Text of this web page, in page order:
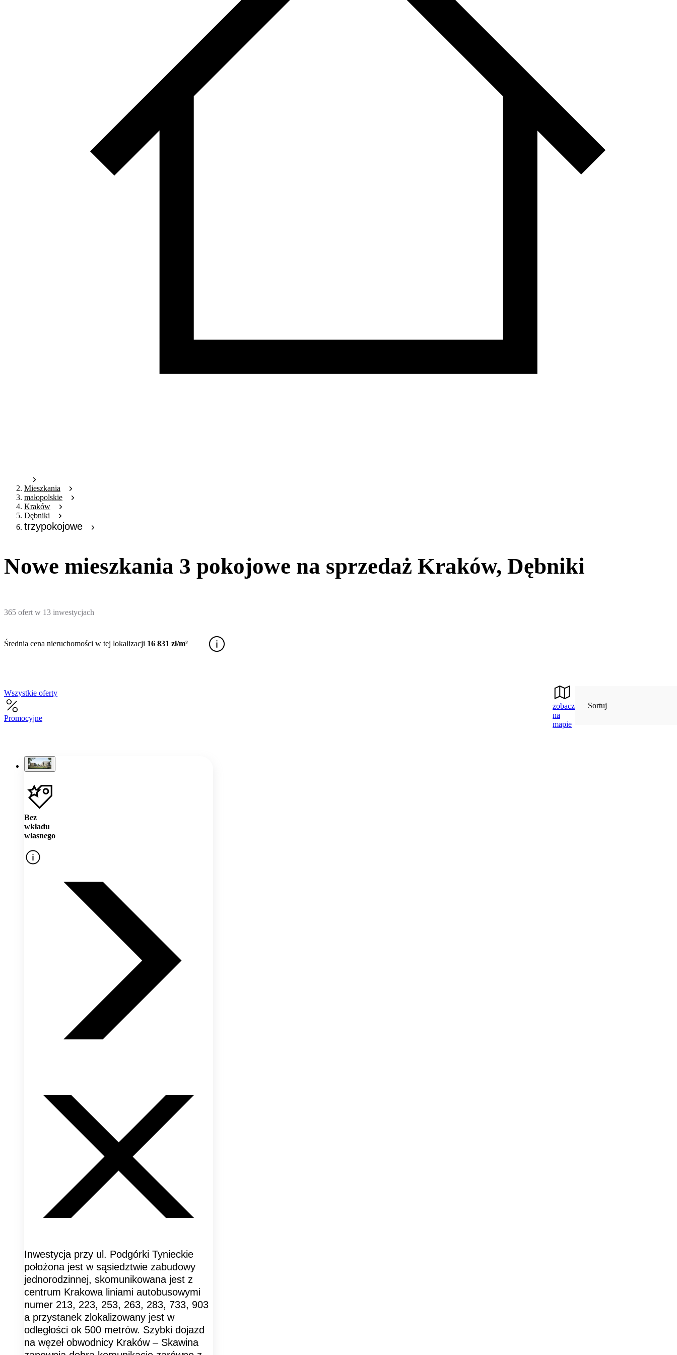
Mieszkania
małopolskie
Kraków
Dębniki
trzypokojowe
Nowe mieszkania 3 pokojowe na sprzedaż Kraków, Dębniki
365 ofert w 13 inwestycjach
Średnia cena nieruchomości w tej lokalizacji 16 831 zł/m²
Wszystkie oferty
Promocyjne
zobacz
na
mapie
Sortuj
Bez
wkładu
własnego
Inwestycja przy ul. Podgórki Tynieckie
położona jest w sąsiedztwie zabudowy
jednorodzinnej, skomunikowana jest z
centrum Krakowa liniami autobusowymi
numer 213, 223, 253, 263, 283, 733, 903
a przystanek zlokalizowany jest w
odległości ok 500 metrów. Szybki dojazd
na węzeł obwodnicy Kraków – Skawina